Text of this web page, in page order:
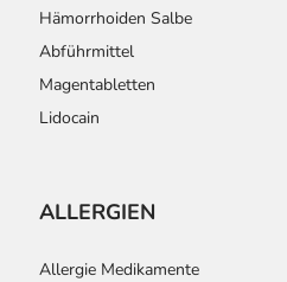
Hämorrhoiden Salbe
Abführmittel
Magentabletten
Lidocain
ALLERGIEN
Allergie Medikamente